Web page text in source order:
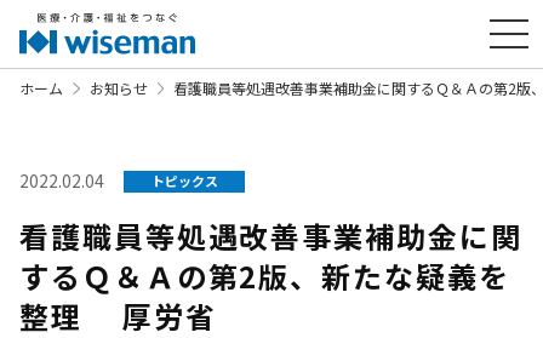
ホーム お知らせ 看護職員等処遇改善事業補助金に関するＱ＆Ａの第2
2022.02.04 トピックス
看護職員等処遇改善事業補助金に関
するＱ＆Ａの第2版、新たな疑義を
整理 厚労省